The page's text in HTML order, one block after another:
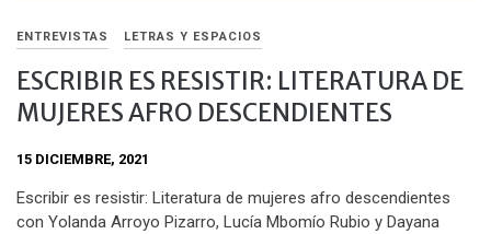
ENTREVISTAS LETRAS Y ESPACIOS
ESCRIBIR ES RESISTIR: LITERATURA DE
MUJERES AFRO DESCENDIENTES
15 DICIEMBRE, 2021
Escribir es resistir: Literatura de mujeres afro descendientes
con Yolanda Arroyo Pizarro, Lucía Mbomío Rubio y Dayana